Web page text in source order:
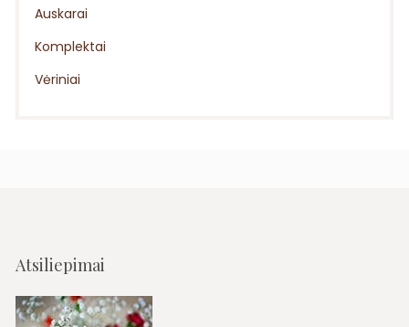
Auskarai
Komplektai
Vėriniai
Atsiliepimai